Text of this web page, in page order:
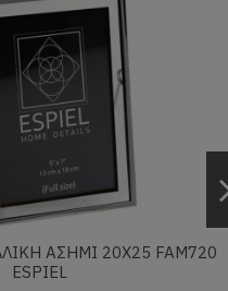
ΑΣΗΜΙ 20Χ25 FAM720
ESPIEL